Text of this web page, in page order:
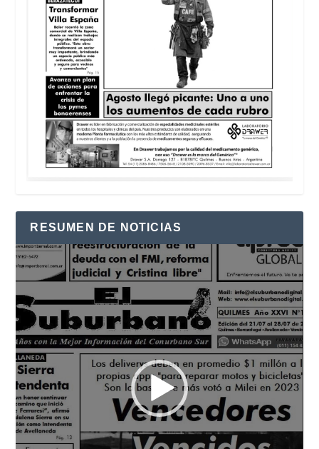
RESUMEN DE NOTICIAS
Reproductor
de
vídeo